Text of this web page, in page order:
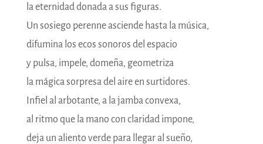
la eternidad donada a sus figuras.
Un sosiego perenne asciende hasta la música,
difumina los ecos sonoros del espacio
y pulsa, impele, domeña, geometriza
la mágica sorpresa del aire en surtidores.
Infiel al arbotante, a la jamba convexa,
al ritmo que la mano con claridad impone,
deja un aliento verde para llegar al sueño,